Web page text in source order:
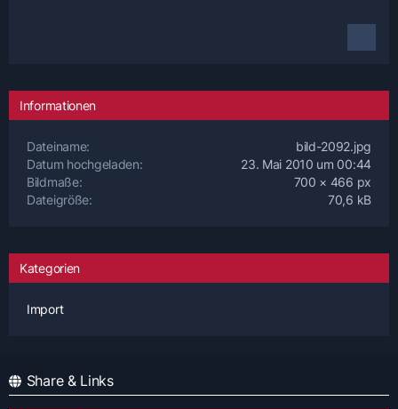
Informationen
Dateiname
bild-2092.jpg
Datum hochgeladen
23. Mai 2010 um 00:44
Bildmaße
700 × 466 px
Dateigröße
70,6 kB
Kategorien
Import
Share & Links